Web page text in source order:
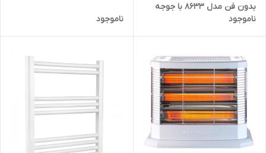
بدون فن مدل 8633 با جوجه
گردان
ناموجود ناموجود